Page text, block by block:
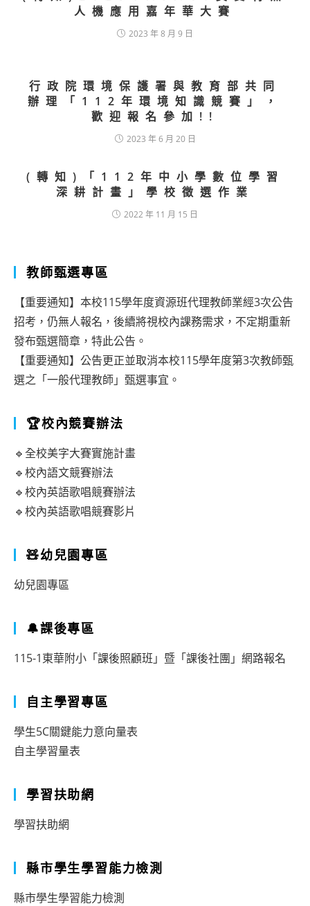
人機應用嘉年華大賽
2023 年 8 月 9 日
行政院環境保護署與教育部共同
辦理「112年環境知識競賽」，
歡迎報名參加!!
2023 年 6 月 20 日
(轉知)「112年中小學數位學習
深耕計畫」學校徵選作業
2022 年 11 月 15 日
教師甄選專區
【重要通知】本校115學年度資源班代理教師業經3次公告
招考，仍無人報名，後續將視校內課務需求，不定期重新
發布甄選簡章，特此公告。
【重要通知】公告更正並取消本校115學年度第3次教師甄
選之「一般代理教師」甄選事宜。
🏆校內競賽辦法
🔹全校美字大賽實施計畫
🔹校內語文競賽辦法
🔹校內英語歌唱競賽辦法
🔹校內英語歌唱競賽影片
🧸幼兒園專區
幼兒園專區
🔔課後專區
115-1東華附小「課後照顧班」暨「課後社團」網路報名
自主學習專區
學生5C關鍵能力意向量表
自主學習量表
學習扶助網
學習扶助網
縣市學生學習能力檢測
縣市學生學習能力檢測